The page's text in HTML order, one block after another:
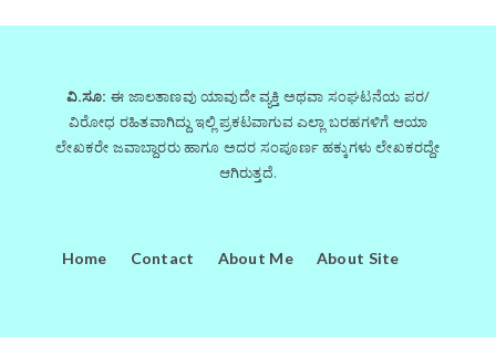
ವಿ.ಸೂ: ಈ ಜಾಲತಾಣವು ಯಾವುದೇ ವ್ಯಕ್ತಿ ಅಥವಾ ಸಂಘಟನೆಯ ಪರ/
ವಿರೋಧ ರಹಿತವಾಗಿದ್ದು ಇಲ್ಲಿ ಪ್ರಕಟವಾಗುವ ಎಲ್ಲಾ ಬರಹಗಳಿಗೆ ಆಯಾ
ಲೇಖಕರೇ ಜವಾಬ್ದಾರರು ಹಾಗೂ ಅದರ ಸಂಪೂರ್ಣ ಹಕ್ಕುಗಳು ಲೇಖಕರದ್ದೇ
ಆಗಿರುತ್ತದೆ.
Home Contact About Me About Site